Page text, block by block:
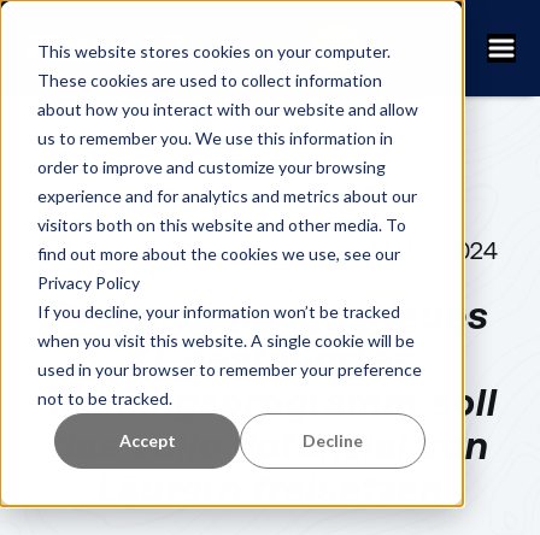
This website stores cookies on your computer.
These cookies are used to collect information
about how you interact with our website and allow
us to remember you. We use this information in
order to improve and customize your browsing
experience and for analytics and metrics about our
visitors both on this website and other media. To
find out more about the cookies we use, see our
Privacy Policy
If you decline, your information won’t be tracked
when you visit this website. A single cookie will be
used in your browser to remember your preference
not to be tracked.
Accept Decline
ERIK SJÖBECK 28. MÄRZ 2024
Pressemeldung: Neues
KI-gesteuertes
Trainingsprogramm soll
das volle Potenzial von